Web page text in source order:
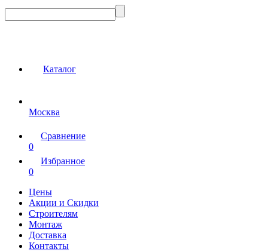
Каталог
Москва
Сравнение
0
Избранное
0
Цены
Акции и Скидки
Строителям
Монтаж
Доставка
Контакты